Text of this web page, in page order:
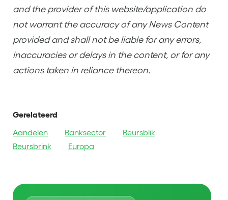
and the provider of this website/application do
not warrant the accuracy of any News Content
provided and shall not be liable for any errors,
inaccuracies or delays in the content, or for any
actions taken in reliance thereon.
Gerelateerd
Aandelen
Banksector
Beursblik
Beursbrink
Europa